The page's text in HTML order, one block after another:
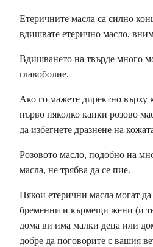
Етеричните масла са силно
вдишвате етерично масло,
Вдишването на твърде много
главоболие.
Ако го мажете директно върху
първо няколко капки розово
да избегнете дразнене на
Розовото масло, подобно на
масла, не трябва да се пие.
Някои етерични масла могат да
бременни и кърмещи жени (и
дома ви има малки деца или
добре да поговорите с вашия